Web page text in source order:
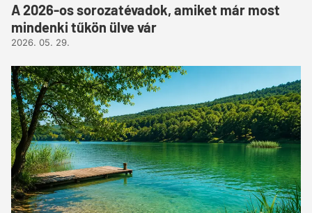
A 2026-os sorozatévadok, amiket már most
mindenki tűkön ülve vár
2026. 05. 29.